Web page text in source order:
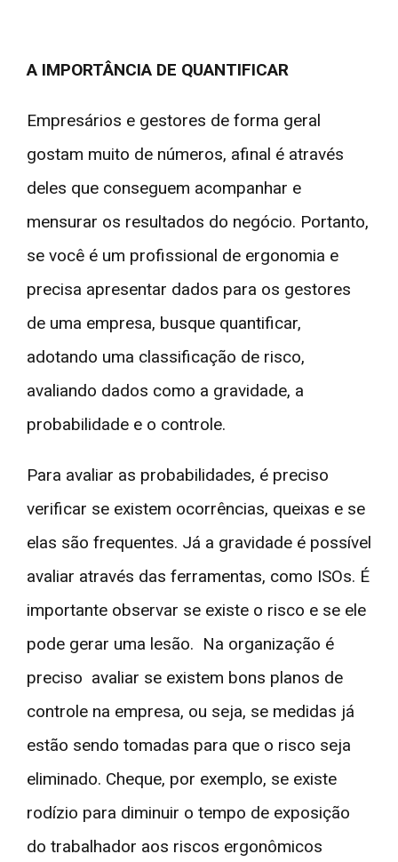
A IMPORTÂNCIA DE QUANTIFICAR
Empresários e gestores de forma geral
gostam muito de números, afinal é através
deles que conseguem acompanhar e
mensurar os resultados do negócio. Portanto,
se você é um profissional de ergonomia e
precisa apresentar dados para os gestores
de uma empresa, busque quantificar,
adotando uma classificação de risco,
avaliando dados como a gravidade, a
probabilidade e o controle.
Para avaliar as probabilidades, é preciso
verificar se existem ocorrências, queixas e se
elas são frequentes. Já a gravidade é possível
avaliar através das ferramentas, como ISOs. É
importante observar se existe o risco e se ele
pode gerar uma lesão. Na organização é
preciso avaliar se existem bons planos de
controle na empresa, ou seja, se medidas já
estão sendo tomadas para que o risco seja
eliminado. Cheque, por exemplo, se existe
rodízio para diminuir o tempo de exposição
do trabalhador aos riscos ergonômicos